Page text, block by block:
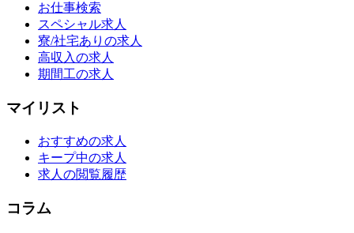
お仕事検索
スペシャル求人
寮/社宅ありの求人
高収入の求人
期間工の求人
マイリスト
おすすめの求人
キープ中の求人
求人の閲覧履歴
コラム